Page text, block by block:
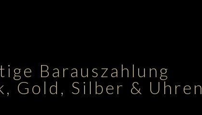
Barauszahlung
Gold, Silber & Uhren